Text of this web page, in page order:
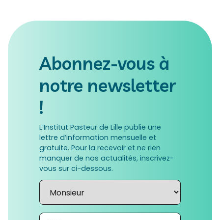
Abonnez-vous à
notre newsletter
!
L’Institut Pasteur de Lille publie une
lettre d’information mensuelle et
gratuite. Pour la recevoir et ne rien
manquer de nos actualités, inscrivez-
vous sur ci-dessous.